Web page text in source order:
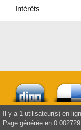
Intérêts
Il y a 1 utilisateur(s) en
Page générée en